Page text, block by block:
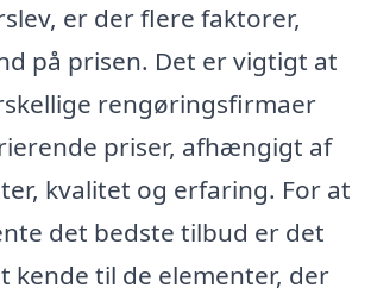
er der flere faktorer,
på prisen. Det er vigtigt at
rengøringsfirmaer
priser, afhængigt af
kvalitet og erfaring. For at
det bedste tilbud er det
kende til de elementer, der